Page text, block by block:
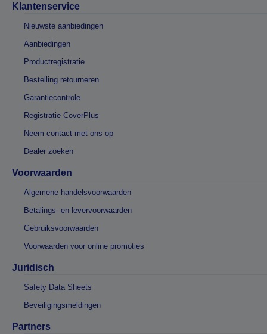
Klantenservice
Nieuwste aanbiedingen
Aanbiedingen
Productregistratie
Bestelling retourneren
Garantiecontrole
Registratie CoverPlus
Neem contact met ons op
Dealer zoeken
Voorwaarden
Algemene handelsvoorwaarden
Betalings- en levervoorwaarden
Gebruiksvoorwaarden
Voorwaarden voor online promoties
Juridisch
Safety Data Sheets
Beveiligingsmeldingen
Partners